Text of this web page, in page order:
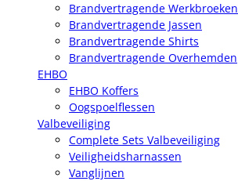
Brandvertragende Werkbroeken
Brandvertragende Jassen
Brandvertragende Shirts
Brandvertragende Overhemden
EHBO
EHBO Koffers
Oogspoelflessen
Valbeveiliging
Complete Sets Valbeveiliging
Veiligheidsharnassen
Vanglijnen